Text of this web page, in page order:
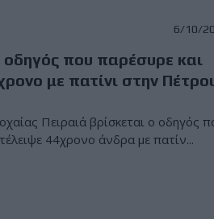
6/10/
που παρέσυρε και
με πατίνι στην
Πειραιά βρίσκεται ο οδηγός
44χρονο άνδρα με πατίν...